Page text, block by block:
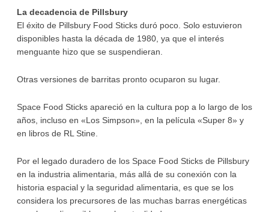
La decadencia de Pillsbury
El éxito de Pillsbury Food Sticks duró poco. Solo estuvieron
disponibles hasta la década de 1980, ya que el interés
menguante hizo que se suspendieran.
Otras versiones de barritas pronto ocuparon su lugar.
Space Food Sticks apareció en la cultura pop a lo largo de los
años, incluso en «Los Simpson», en la película «Super 8» y
en libros de RL Stine.
Por el legado duradero de los Space Food Sticks de Pillsbury
en la industria alimentaria, más allá de su conexión con la
historia espacial y la seguridad alimentaria, es que se los
considera los precursores de las muchas barras energéticas